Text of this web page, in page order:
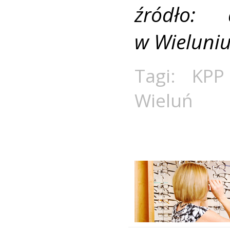
źródło:
w
Tagi:
Wieluń